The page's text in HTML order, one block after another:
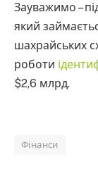
Зауважимо –
який
шахрайських
роботи
$2,6 млрд.
Фінанси